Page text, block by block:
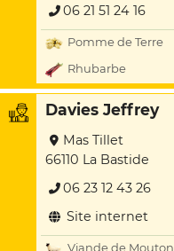
06 21 51 24 16
Pomme de Terre
Rhubarbe
Davies Jeffrey
Mas Tillet
66110 La Bastide
06 23 12 43 26
Site internet
Viande de Mouton